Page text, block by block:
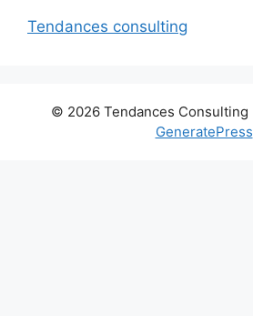
Tendances consulting
© 2026 Tendances Consulting
GeneratePress